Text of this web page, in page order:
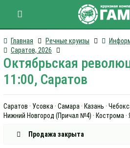
Главная Речные круизы
Саратов, 2026
Октябрьская
11:00, Саратов
Саратов · Усовка · Самара · Казань ·
Нижний Новгород (Причал №4) · Кострома ·
Продажа закрыта